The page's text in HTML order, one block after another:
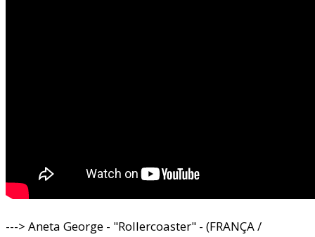
---> Aneta George - "Rollercoaster" - (FRANÇA /